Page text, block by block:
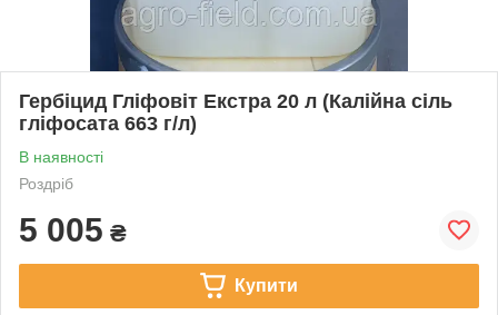
Гербіцид Гліфовіт Екстра 20 л (Калійна сіль
гліфосата 663 г/л)
В наявності
Роздріб
5 005 ₴
Купити